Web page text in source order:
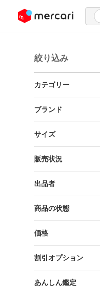
ツにスキップ
絞り込み
カテゴリー
ブランド
サイズ
販売状況
出品者
商品の状態
価格
割引オプション
あんしん鑑定